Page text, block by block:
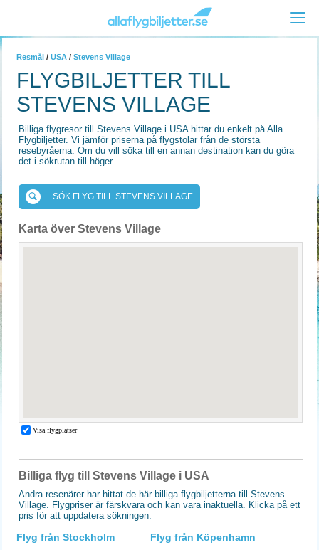
Resmål / USA / Stevens Village
FLYGBILJETTER TILL
STEVENS VILLAGE
Billiga flygresor till Stevens Village i USA hittar du enkelt på Alla
Flygbiljetter. Vi jämför priserna på flygstolar från de största
resebyråerna. Om du vill söka till en annan destination kan du göra
det i sökrutan till höger.
SÖK FLYG TILL STEVENS VILLAGE
Karta över Stevens Village
Billiga flyg till Stevens Village i USA
Andra resenärer har hittat de här billiga flygbiljetterna till Stevens
Village. Flygpriser är färskvara och kan vara inaktuella. Klicka på ett
pris för att uppdatera sökningen.
Flyg från Stockholm Flyg från Köpenhamn